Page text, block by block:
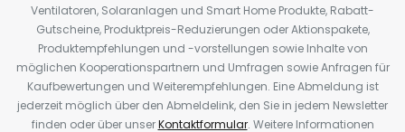
Ventilatoren, Solaranlagen und Smart Home Produkte, Rabatt-
Gutscheine, Produktpreis-Reduzierungen oder Aktionspakete,
Produktempfehlungen und -vorstellungen sowie Inhalte von
möglichen Kooperationspartnern und Umfragen sowie Anfragen für
Kaufbewertungen und Weiterempfehlungen. Eine Abmeldung ist
jederzeit möglich über den Abmeldelink, den Sie in jedem Newsletter
finden oder über unserKontaktformular. Weitere Informationen